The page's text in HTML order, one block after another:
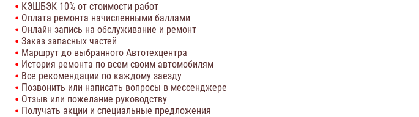
КЭШБЭК 10% от стоимости работ
Оплата ремонта начисленными баллами
Онлайн запись на обслуживание и ремонт
Заказ запасных частей
Маршрут до выбранного Автотехцентра
История ремонта по всем своим автомобилям
Все рекомендации по каждому заезду
Позвонить или написать вопросы в мессенджере
Отзыв или пожелание руководству
Получать акции и специальные предложения